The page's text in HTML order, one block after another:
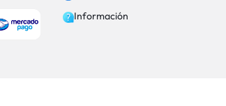
Información